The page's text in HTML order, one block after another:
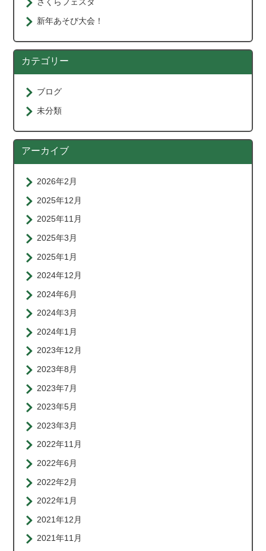
新年あそび大会！
カテゴリー
ブログ
未分類
アーカイブ
2026年2月
2025年12月
2025年11月
2025年3月
2025年1月
2024年12月
2024年6月
2024年3月
2024年1月
2023年12月
2023年8月
2023年7月
2023年5月
2023年3月
2022年11月
2022年6月
2022年2月
2022年1月
2021年12月
2021年11月